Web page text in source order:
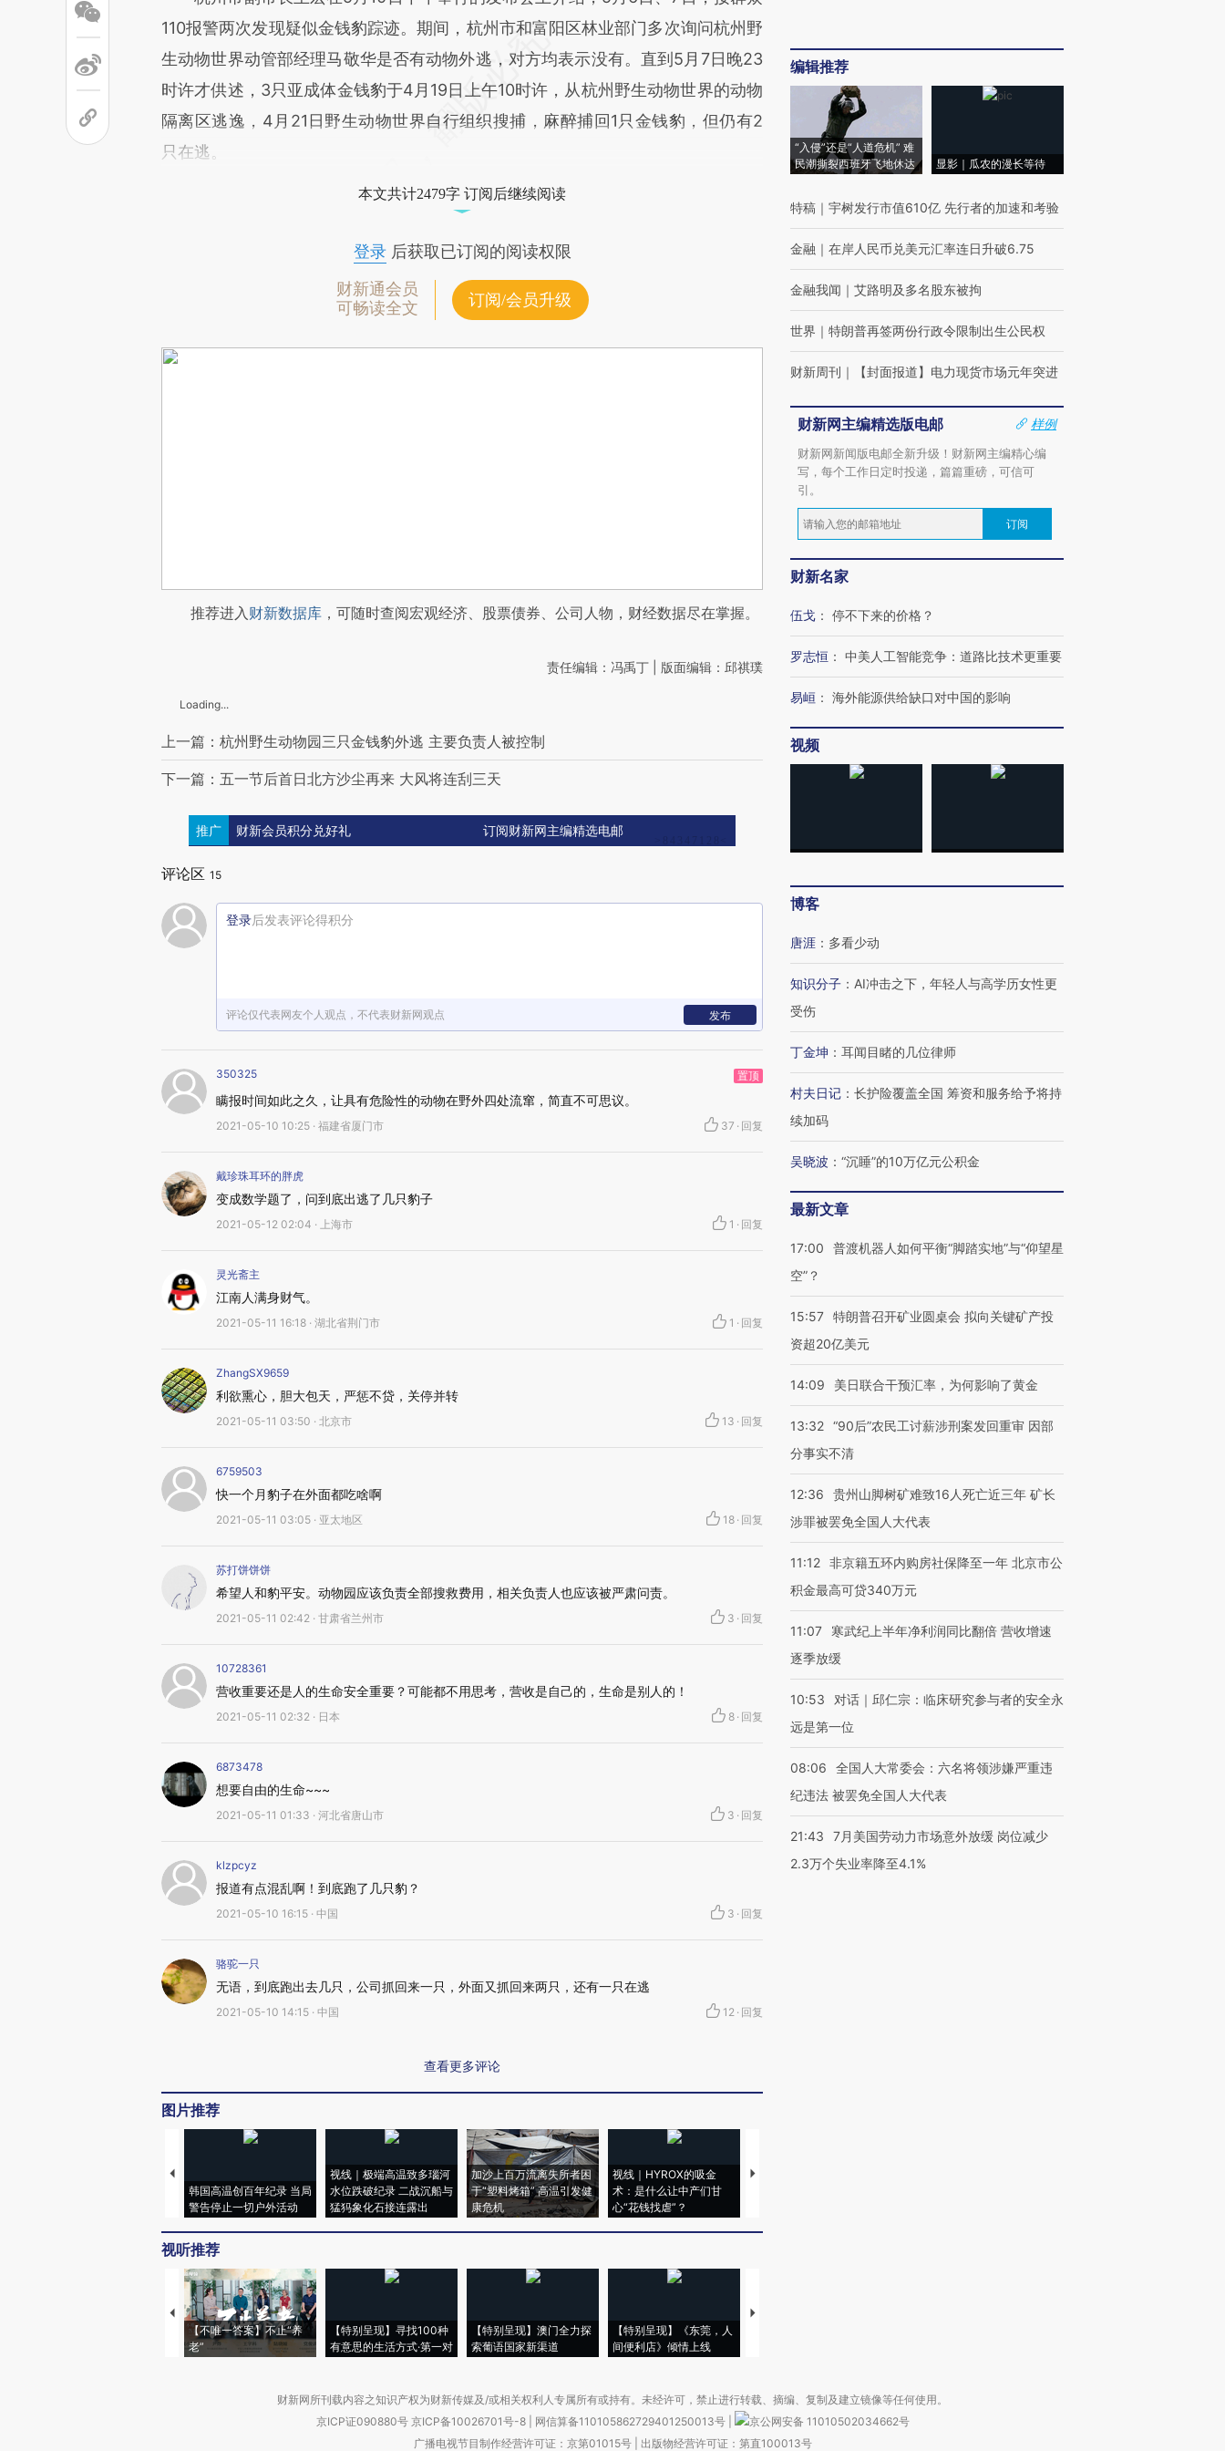
110报警两次发现疑似金钱豹踪迹。期间，杭州市和富阳区林业部门多次询问杭州野
生动物世界动管部经理马敬华是否有动物外逃，对方均表示没有。直到5月7日晚23
时许才供述，3只亚成体金钱豹于4月19日上午10时许，从杭州野生动物世界的动物
隔离区逃逸，4月21日野生动物世界自行组织搜捕，麻醉捕回1只金钱豹，但仍有2
只在逃。
本文共计2479字 订阅后继续阅读
登录后获取已订阅的阅读权限
财新通会员
可畅读全文
订阅/会员升级
推荐进入财新数据库 ，可随时查阅宏观经济、股票债券、公司人物，财经数据尽在掌握。
责任编辑：冯禹丁 | 版面编辑：邱祺璞
Loading...
上一篇：杭州野生动物园三只金钱豹外逃 主要负责人被控制
下一篇：五一节后首日北方沙尘再来 大风将连刮三天
推广 财新会员积分兑好礼 订阅财新网主编精选电邮
评论区 15
登录后发表评论得积分
评论仅代表网友个人观点，不代表财新网观点 发布
350325 置顶
瞒报时间如此之久，让具有危险性的动物在野外四处流窜，简直不可思议。
2021-05-10 10:25 · 福建省厦门市 37 · 回复
戴珍珠耳环的胖虎
变成数学题了，问到底出逃了几只豹子
2021-05-12 02:04 · 上海市 1 · 回复
灵光斋主
江南人满身财气。
2021-05-11 16:18 · 湖北省荆门市 1 · 回复
ZhangSX9659
利欲熏心，胆大包天，严惩不贷，关停并转
2021-05-11 03:50 · 北京市 13 · 回复
6759503
快一个月豹子在外面都吃啥啊
2021-05-11 03:05 · 亚太地区 18 · 回复
苏打饼饼饼
希望人和豹平安。动物园应该负责全部搜救费用，相关负责人也应该被严肃问责。
2021-05-11 02:42 · 甘肃省兰州市 3 · 回复
10728361
营收重要还是人的生命安全重要？可能都不用思考，营收是自己的，生命是别人的！
2021-05-11 02:32 · 日本 8 · 回复
6873478
想要自由的生命~~~
2021-05-11 01:33 · 河北省唐山市 3 · 回复
klzpcyz
报道有点混乱啊！到底跑了几只豹？
2021-05-10 16:15 · 中国 3 · 回复
骆驼一只
无语，到底跑出去几只，公司抓回来一只，外面又抓回来两只，还有一只在逃
2021-05-10 14:15 · 中国 12 · 回复
查看更多评论
图片推荐
韩国高温创百年纪录 当局
警告停止一切户外活动
视线｜极端高温致多瑙河
水位跌破纪录 二战沉船与
猛犸象化石接连露出
加沙上百万流离失所者困
于“塑料烤箱” 高温引发健
康危机
视线｜HYROX的吸金
术：是什么让中产们甘
心“花钱找虐”？
马航飞行员跨国走私7万
视听推荐
【不唯一答案】不止“养
老”
【特别呈现】寻找100种
有意思的生活方式·第一对
【特别呈现】澳门全力探
索葡语国家新渠道
【特别呈现】《东莞，人
间便利店》倾情上线
【推广】走进第四届链博
编辑推荐
“入侵”还是“人道危机” 难
民潮撕裂西班牙飞地休达
显影｜瓜农的漫长等待
特稿 ｜ 宇树发行市值610亿 先行者的加速和考验
金融 ｜ 在岸人民币兑美元汇率连日升破6.75
金融我闻 ｜ 艾路明及多名股东被拘
世界 ｜ 特朗普再签两份行政令限制出生公民权
财新周刊 ｜ 【封面报道】电力现货市场元年突进
财新网主编精选版电邮
样例
财新网新闻版电邮全新升级！财新网主编精心编
写，每个工作日定时投递，篇篇重磅，可信可
引。
订阅
财新名家
伍戈 ： 停不下来的价格？
罗志恒 ： 中美人工智能竞争：道路比技术更重要
易峘 ： 海外能源供给缺口对中国的影响
视频
博客
唐涯 ： 多看少动
知识分子 ： AI冲击之下，年轻人与高学历女性更
受伤
丁金坤 ： 耳闻目睹的几位律师
村夫日记 ： 长护险覆盖全国 筹资和服务给予将持
续加码
吴晓波 ： “沉睡”的10万亿元公积金
最新文章
17:00
普渡机器人如何平衡“脚踏实地”与“仰望星
空”？
15:57 特朗普召开矿业圆桌会 拟向关键矿产投
资超20亿美元
14:09 美日联合干预汇率，为何影响了黄金
13:32 “90后”农民工讨薪涉刑案发回重审 因部
分事实不清
12:36
贵州山脚树矿难致16人死亡近三年 矿长
涉罪被罢免全国人大代表
11:12 非京籍五环内购房社保降至一年 北京市公
积金最高可贷340万元
11:07
寒武纪上半年净利润同比翻倍 营收增速
逐季放缓
10:53
对话｜邱仁宗：临床研究参与者的安全永
远是第一位
08:06
全国人大常委会：六名将领涉嫌严重违
纪违法 被罢免全国人大代表
21:43
7月美国劳动力市场意外放缓 岗位减少
2.3万个失业率降至4.1%
财新网所刊载内容之知识产权为财新传媒及/或相关权利人专属所有或持有。未经许可，禁止进行转载、摘编、复制及建立镜像等任何使用。
京ICP证090880号 京ICP备10026701号-8 网信算备110105862729401250013号
京公网安备 11010502034662号
广播电视节目制作经营许可证：京第01015号| 出版物经营许可证：第直100013号